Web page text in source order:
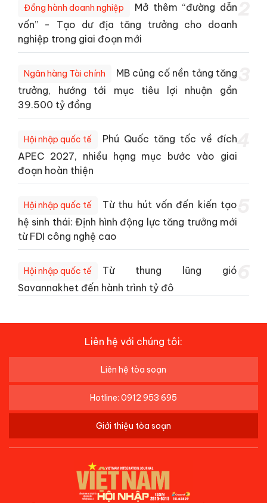
Đồng hành doanh nghiệp
Mở thêm “đường dẫn
vốn” - Tạo dư địa tăng trưởng cho doanh
nghiệp trong giai đoạn mới
Ngân hàng Tài chính
MB củng cố nền tảng tăng
trưởng, hướng tới mục tiêu lợi nhuận gần
39.500 tỷ đồng
Hội nhập quốc tế
Phú Quốc tăng tốc về đích
APEC 2027, nhiều hạng mục bước vào giai
đoạn hoàn thiện
Hội nhập quốc tế
Từ thu hút vốn đến kiến tạo
hệ sinh thái: Định hình động lực tăng trưởng mới
từ FDI công nghệ cao
Hội nhập quốc tế
Từ thung lũng gió
Savannakhet đến hành trình tỷ đô
Liên hệ với chúng tôi:
Liên hệ tòa soạn
Hotline: 0912 953 695
Giới thiệu tòa soạn